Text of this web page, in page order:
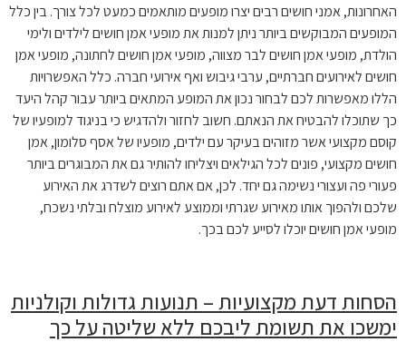
האחרונות, אמני חושים רבים יצרו מופעים מותאמים כמעט לכל צורך. בין כלל
המופעים המבוקשים ביותר ניתן למנות את מופעי אמן חושים לילדים ולימי
הולדת, מופעי אמן חושים לבר מצווה, מופעי אמן חושים לחתונה, מופעי אמן
חושים לאירועים חברתיים, ערבי גיבוש ואף אירועי חברה. כלל האפשרויות
הללו מאפשרות לכם לבחור נכון את המופע המתאים ביותר עבור קהל היעד
כך שתוכלו להבטיח את הנאתם. חשוב לחזור ולהדגיש כי בניגוד למופעיו של
קוסם מקצועי אשר מזוהים בעיקר עם ילדים, מופעיו של אסף סלומון, אמן
חושים מקצועי, פונים לכל הגילאים ויצליחו להותיר גם את המבוגרים ביותר
פעורי פה ועצורי נשימה גם יחד. לכן, אם אתם רוצים לשדרג את האירוע
שלכם ולהפוך אותו מאירוע שגרתי וממוצע לאירוע מוצלח ובלתי נשכח,
מופעי אמן חושים יוכלו לסייע לכם בכך.
הסחות דעת מקצועיות – תנועות גדולות וקולניות
ימשכו את תשומת ליבכם ללא שליטה על כך